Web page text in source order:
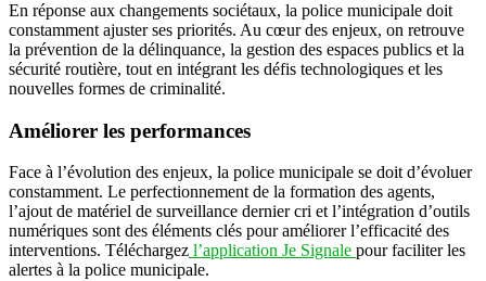
En réponse aux changements sociétaux, la police municipale doit
constamment ajuster ses priorités. Au cœur des enjeux, on retrouve
la prévention de la délinquance, la gestion des espaces publics et la
sécurité routière, tout en intégrant les défis technologiques et les
nouvelles formes de criminalité.
Améliorer les performances
Face à l’évolution des enjeux, la police municipale se doit d’évoluer
constamment. Le perfectionnement de la formation des agents,
l’ajout de matériel de surveillance dernier cri et l’intégration d’outils
numériques sont des éléments clés pour améliorer l’efficacité des
interventions. Téléchargez l’application Je Signale pour faciliter les
alertes à la police municipale.